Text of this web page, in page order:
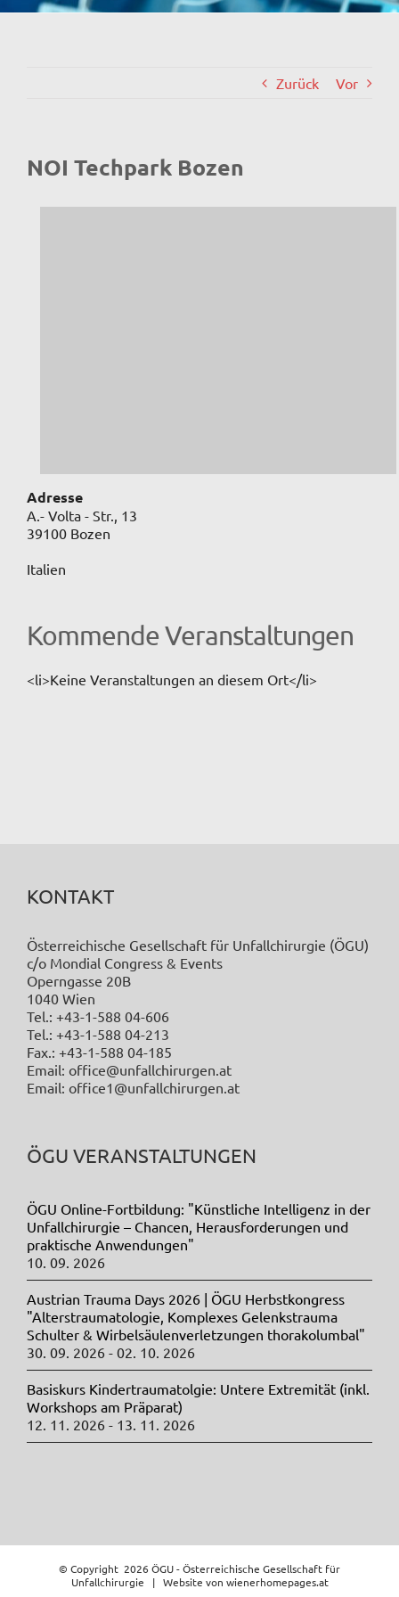
Zurück Vor
NOI Techpark Bozen
Adresse
A.- Volta - Str., 13
39100 Bozen
Italien
Kommende Veranstaltungen
<li>Keine Veranstaltungen an diesem Ort</li>
KONTAKT
Österreichische Gesellschaft für Unfallchirurgie (ÖGU)
c/o Mondial Congress & Events
Operngasse 20B
1040 Wien
Tel.: +43-1-588 04-606
Tel.: +43-1-588 04-213
Fax.: +43-1-588 04-185
Email: office@unfallchirurgen.at
Email: office1@unfallchirurgen.at
ÖGU VERANSTALTUNGEN
ÖGU Online-Fortbildung: "Künstliche Intelligenz in der
Unfallchirurgie – Chancen, Herausforderungen und
praktische Anwendungen"
10. 09. 2026
Austrian Trauma Days 2026 | ÖGU Herbstkongress
"Alterstraumatologie, Komplexes Gelenkstrauma
Schulter & Wirbelsäulenverletzungen thorakolumbal"
30. 09. 2026 - 02. 10. 2026
Basiskurs Kindertraumatolgie: Untere Extremität (inkl.
Workshops am Präparat)
12. 11. 2026 - 13. 11. 2026
© Copyright 2026 ÖGU - Österreichische Gesellschaft für
Unfallchirurgie | Website von wienerhomepages.at